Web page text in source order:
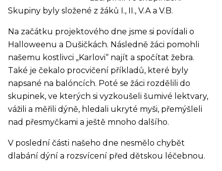
Skupiny byly složené z žáků I., II., V.A a V.B.
Na začátku projektového dne jsme si povídali o
Halloweenu a Dušičkách. Následně žáci pomohli
našemu kostlivci „Karlovi“ najít a spočítat žebra.
Také je čekalo procvičení příkladů, které byly
napsané na balóncích. Poté se žáci rozdělili do
skupinek, ve kterých si vyzkoušeli šumivé lektvary,
vážili a měřili dýně, hledali ukryté myši, přemýšleli
nad přesmyčkami a ještě mnoho dalšího.
V poslední části našeho dne nesmělo chybět
dlabání dýní a rozsvícení před dětskou léčebnou.